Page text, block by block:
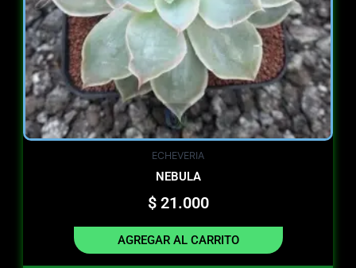
ECHEVERIA
NEBULA
$21.000
AGREGAR AL CARRITO